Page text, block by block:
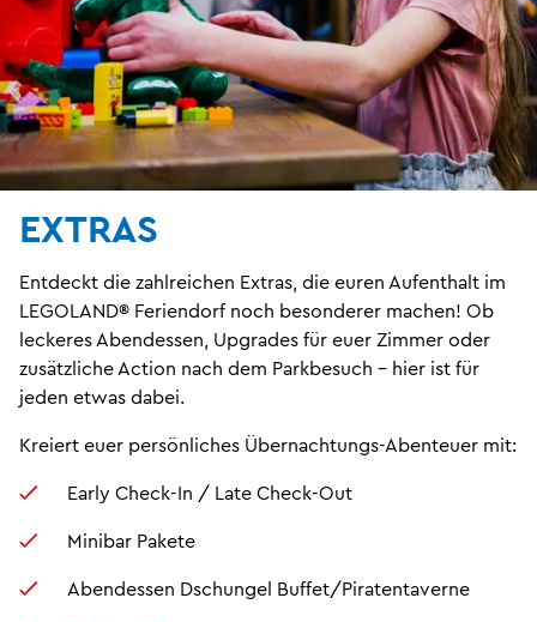
EXTRAS
Entdeckt die zahlreichen Extras, die euren Aufenthalt im
LEGOLAND® Feriendorf noch besonderer machen! Ob
leckeres Abendessen, Upgrades für euer Zimmer oder
zusätzliche Action nach dem Parkbesuch – hier ist für
jeden etwas dabei.
Kreiert euer persönliches Übernachtungs-Abenteuer mit:
Early Check-In / Late Check-Out
Minibar Pakete
Abendessen Dschungel Buffet/Piratentaverne